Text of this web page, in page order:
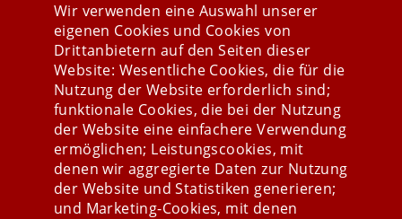
Stay connected
Wir verwenden eine Auswahl unserer
eigenen Cookies und Cookies von
Drittanbietern auf den Seiten dieser
Website: Wesentliche Cookies, die für die
Nutzung der Website erforderlich sind;
funktionale Cookies, die bei der Nutzung
der Website eine einfachere Verwendung
ermöglichen; Leistungscookies, mit
denen wir aggregierte Daten zur Nutzung
der Website und Statistiken generieren;
und Marketing-Cookies, mit denen